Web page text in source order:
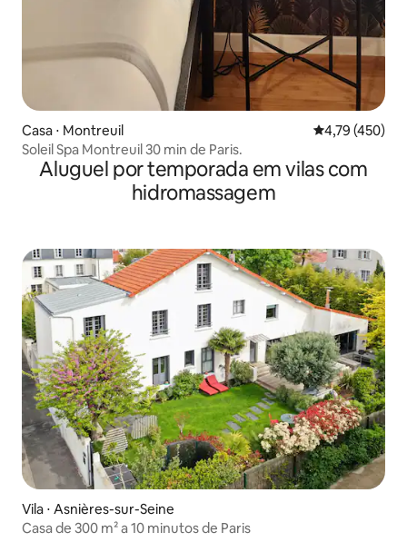
Casa ⋅ Montreuil 4,79 de uma
4,79 (450)
Soleil Spa Montreuil 30 min de Paris.
Aluguel por temporada em vilas com
hidromassagem
Vila ⋅ Asnières-sur-Seine
Casa de 300 m² a 10 minutos de Paris